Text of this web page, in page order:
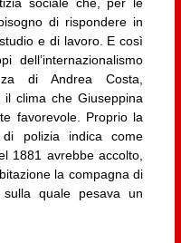
sociale che, per le
di rispondere in
e di lavoro. E così
dell’internazionalismo
di Andrea Costa,
il clima che Giuseppina
favorevole. Proprio la
polizia indica come
1881 avrebbe accolto,
la compagna di
quale pesava un